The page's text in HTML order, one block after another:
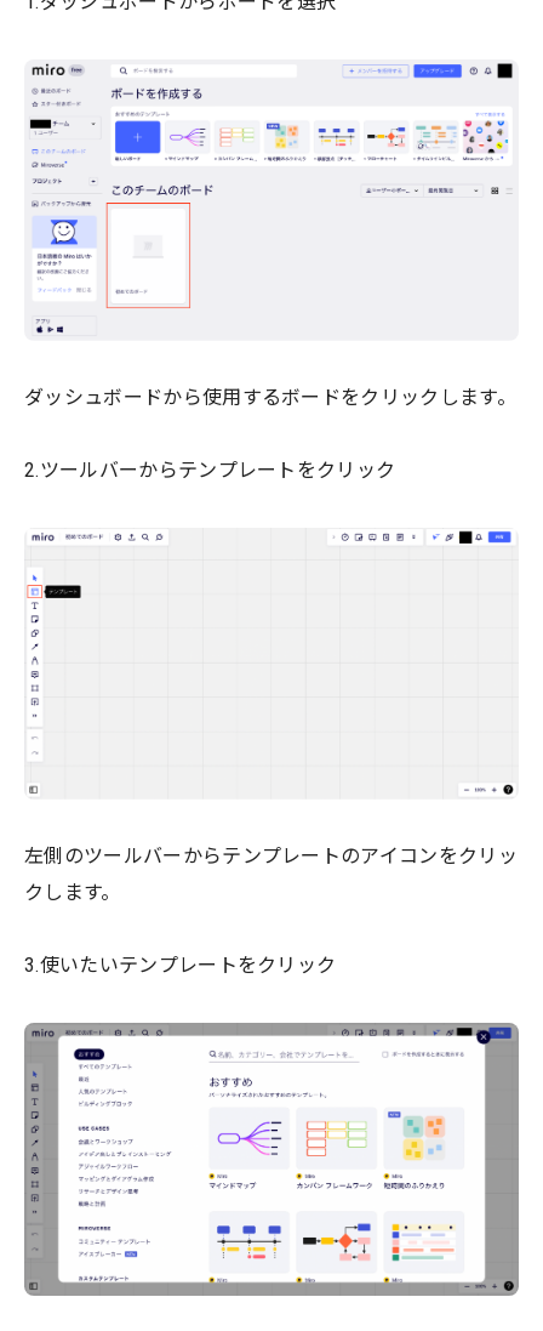
ダッシュボードから使用するボードをクリックします。
2.ツールバーからテンプレートをクリック
左側のツールバーからテンプレートのアイコンをクリッ
クします。
3.使いたいテンプレートをクリック